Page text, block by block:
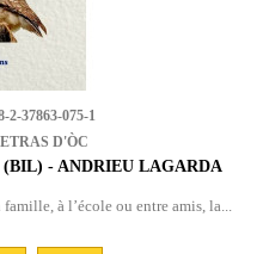
2-37863-075-1
D'ÒC
(BIL) - ANDRIEU LAGARDA
à l’école ou entre amis, la...